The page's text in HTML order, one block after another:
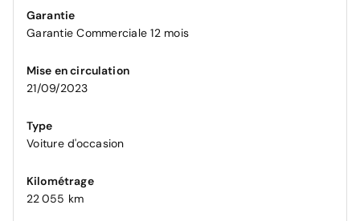
Garantie
Garantie Commerciale 12 mois
Mise en circulation
21/09/2023
Type
Voiture d'occasion
Kilométrage
22 055 km